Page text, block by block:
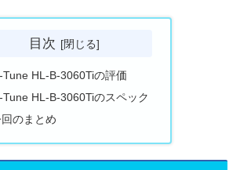
目次
Tune HL-B-3060Tiの評価
Tune HL-B-3060Tiのスペック
のまとめ